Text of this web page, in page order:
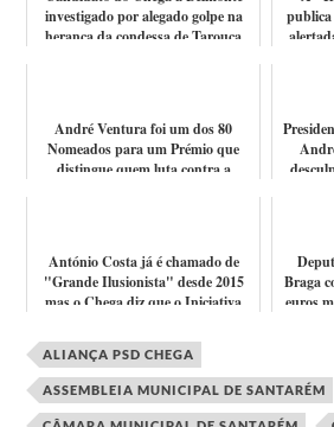
investigado por alegado golpe na
herança da condessa de Tarouca
publica
André Ventura foi um dos 80
Nomeados para um Prémio que
distingue quem luta contra a
António Costa já é chamado de
"Grande Ilusionista" desde 2015
mas o Chega diz que o Iniciativa
Braga
euros
ALIANÇA PSD CHEGA
ASSEMBLEIA MUNICIPAL DE SANTARÉM